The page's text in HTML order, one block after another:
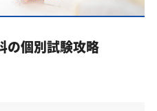
いてお気軽にご相談くださ
選抜入試対策も万全
の個別試験攻略